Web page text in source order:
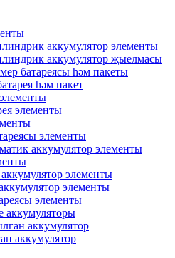
аккумулятор элементы
аккумулятор җыелмасы
батареясы һәм пакеты
һәм пакет
элементы
элементы
аккумулятор элементы
элементы
элементы
элементы
аккумуляторы
аккумулятор
аккумулятор